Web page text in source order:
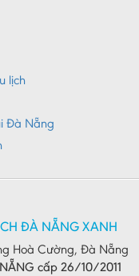
lịch
Đà Nẵng
ĐÀ NẴNG XANH
Hoà Cường, Đà Nẵng
cấp 26/10/2011